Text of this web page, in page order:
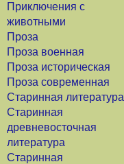
Приключения с
животными
Проза
Проза военная
Проза историческая
Проза современная
Старинная литература
Старинная
древневосточная
литература
Старинная